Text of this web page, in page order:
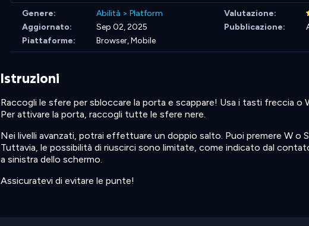
Genere: Abilità > Platform Valutazione:
Aggiornato:
Sep 02, 2025 Pubblicazione:
Piattaforme:
Browser, Mobile
Istruzioni
Raccogli le sfere per sbloccare la porta e scappare! Usa i tasti freccia o
Per attivare la porta, raccogli tutte le sfere nere.
Nei livelli avanzati, potrai effettuare un doppio salto. Puoi premere W o
Tuttavia, le possibilità di riuscirci sono limitate, come indicato dal
a sinistra dello schermo.
Assicuratevi di evitare le punte!